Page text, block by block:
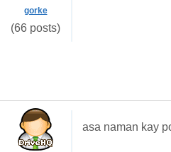
gorke
(66 posts)
asa naman kay